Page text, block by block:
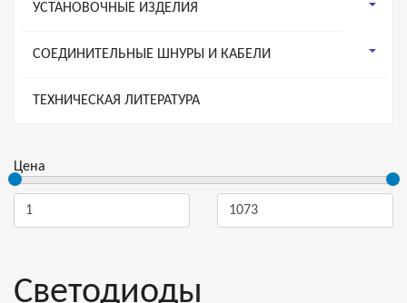
УСТАНОВОЧНЫЕ ИЗДЕЛИЯ
СОЕДИНИТЕЛЬНЫЕ ШНУРЫ И КАБЕЛИ
ТЕХНИЧЕСКАЯ ЛИТЕРАТУРА
Цена
Светодиоды